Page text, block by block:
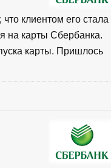
клиентом его стала
на карты Сбербанка.
карты. Пришлось